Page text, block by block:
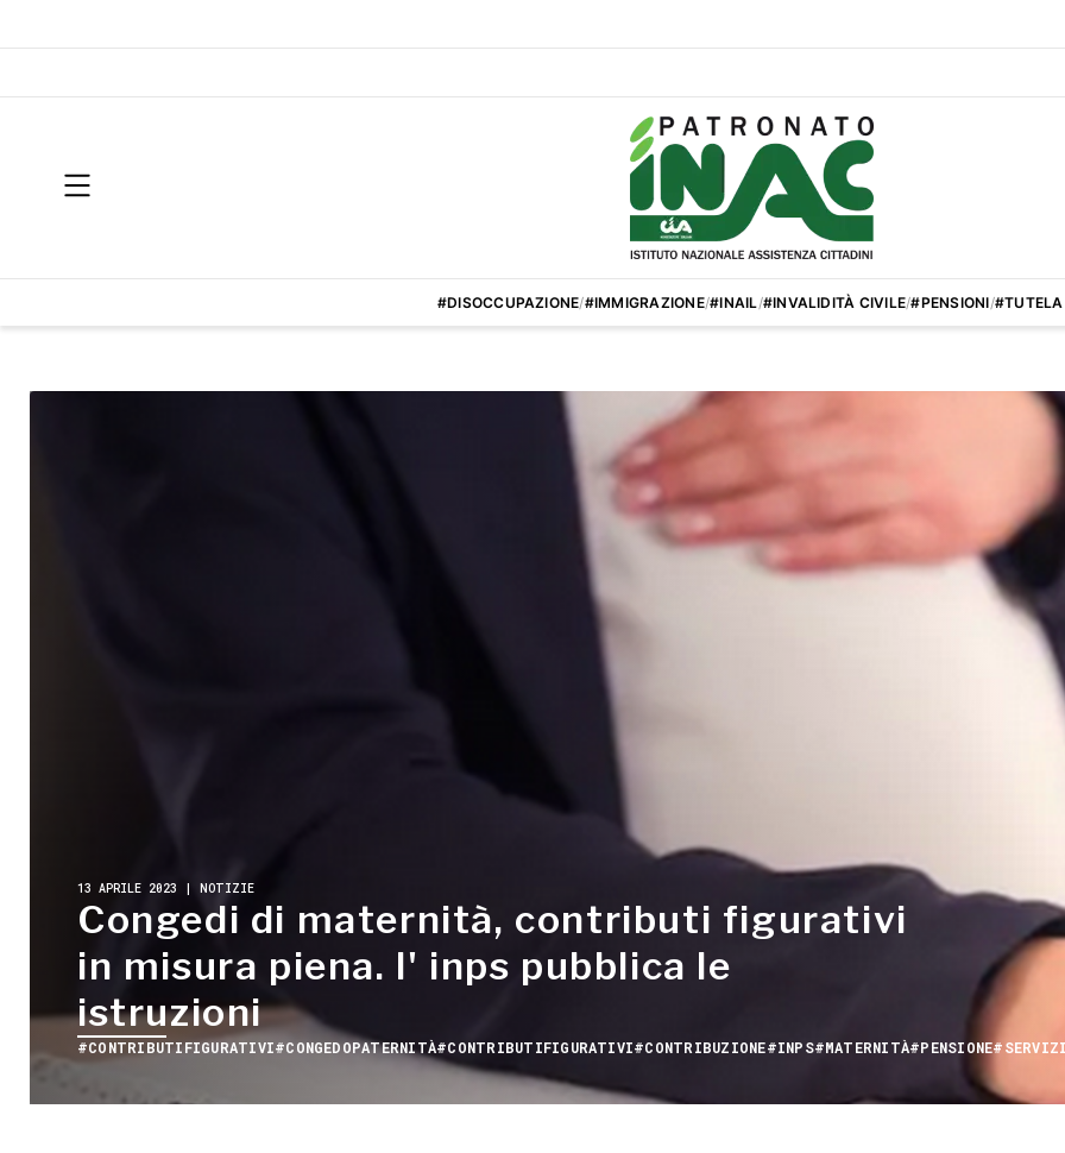
#DISOCCUPAZIONE/#IMMIGRAZIONE/#INAIL/#INVALIDITÀ CIVILE/#PENSIONI/#TUTELA
13 APRILE 2023 | NOTIZIE
Congedi di maternità, contributi figurativi
in misura piena. l' inps pubblica le
istruzioni
#CONTRIBUTIFIGURATIVI#CONGEDOPATERNITÀ#CONTRIBUTIFIGURATIVI#CONTRIBUZIONE#INPS#MATERNITÀ#PENSIONE